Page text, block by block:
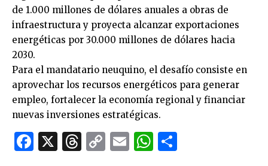
de 1.000 millones de dólares anuales a obras de
infraestructura y proyecta alcanzar exportaciones
energéticas por 30.000 millones de dólares hacia
2030.
Para el mandatario neuquino, el desafío consiste en
aprovechar los recursos energéticos para generar
empleo, fortalecer la economía regional y financiar
nuevas inversiones estratégicas.
Facebook
X Threads
CopyEmailWhatsApp